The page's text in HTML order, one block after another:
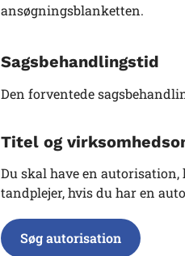
ansøgningsblanketten.
Sagsbehandlingstid
Den forventede
Titel og
Du skal have en
tandplejer, hvis du har en
Søg autorisation